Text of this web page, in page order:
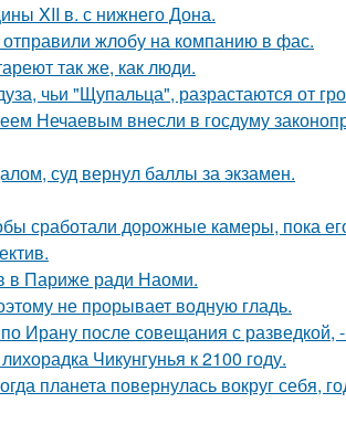
XII в. с нижнего Дона.
жлобу на компанию в фас.
так же, как люди.
чьи "Щупальца", разрастаются от
Нечаевым внесли в госдуму
суд вернул баллы за экзамен.
сработали дорожные камеры, пока
в Париже ради Наоми.
не прорывает водную гладь.
Ирану после совещания с разведкой,
Чикунгунья к 2100 году.
планета повернулась вокруг себя,